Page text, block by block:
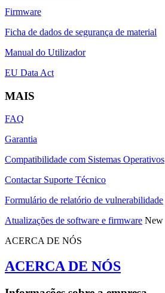
Firmware
Ficha de dados de segurança de material
Manual do Utilizador
EU Data Act
MAIS
FAQ
Garantia
Compatibilidade com Sistemas Operativos
Contactar Suporte Técnico
Formulário de relatório de vulnerabilidade
Atualizações de software e firmware New
ACERCA DE NÓS
ACERCA DE NÓS